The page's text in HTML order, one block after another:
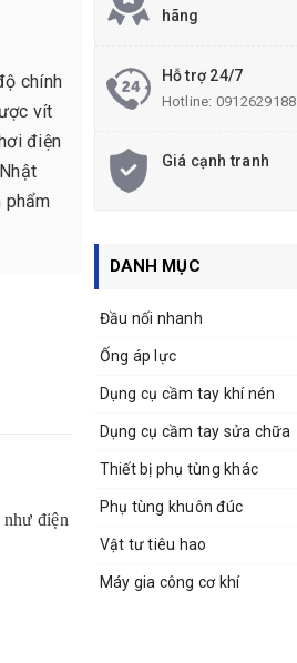
chính
vít
điện
phẩm
điện
hãng
Hỗ trợ 24/7
Hotline: 0912629188
Giá cạnh tranh
DANH MỤC
Đầu nối nhanh
Ống áp lực
Dụng cụ cầm tay khí nén
Dụng cụ cầm tay sửa chữa
Thiết bị phụ tùng khác
Phụ tùng khuôn đúc
Vật tư tiêu hao
Máy gia công cơ khí